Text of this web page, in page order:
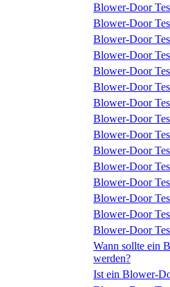
Blower-Door
Blower-Door
Blower-Door
Blower-Door
Blower-Door
Blower-Door
Blower-Door
Blower-Door
Blower-Door
Blower-Door
Blower-Door
Blower-Door
Blower-Door
Blower-Door
Blower-Door
Wann sollte ein
werden?
Ist ein Blower-